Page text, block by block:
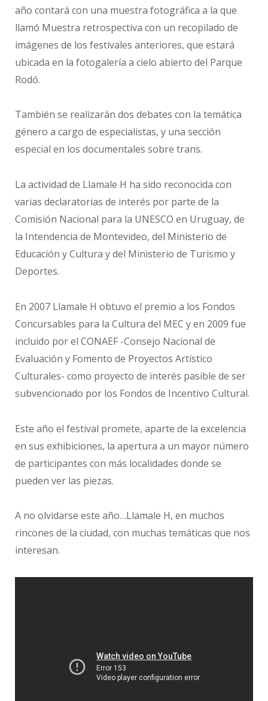
año contará con una muestra fotográfica a la que
llamó Muestra retrospectiva con un recopilado de
imágenes de los festivales anteriores, que estará
ubicada en la fotogalería a cielo abierto del Parque
Rodó.
También se realizarán dos debates con la temática
género a cargo de especialistas, y una sección
especial en los documentales sobre trans.
La actividad de Llamale H ha sido reconocida con
varias declaratorias de interés por parte de la
Comisión Nacional para la UNESCO en Uruguay, de
la Intendencia de Montevideo, del Ministerio de
Educación y Cultura y del Ministerio de Turismo y
Deportes.
En 2007 Llamale H obtuvo el premio a los Fondos
Concursables para la Cultura del MEC y en 2009 fue
incluido por el CONAEF -Consejo Nacional de
Evaluación y Fomento de Proyectos Artístico
Culturales- como proyecto de interés pasible de ser
subvencionado por los Fondos de Incentivo Cultural.
Este año el festival promete, aparte de la excelencia
en sus exhibiciones, la apertura a un mayor número
de participantes con más localidades donde se
pueden ver las piezas.
A no olvidarse este año…Llamale H, en muchos
rincones de la ciudad, con muchas temáticas que nos
interesan.